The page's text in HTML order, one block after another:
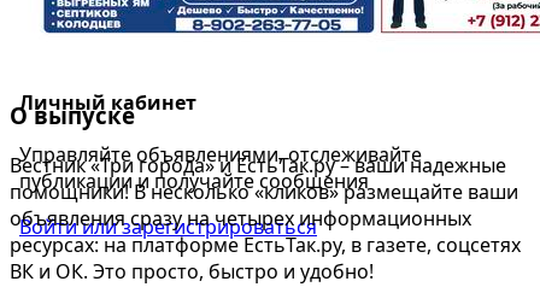
Личный кабинет
Управляйте объявлениями, отслеживайте
публикации и получайте сообщения
Войти или зарегистрироваться
О выпуске
Вестник «Три города» и ЕстьТак.ру – ваши надежные
помощники! В несколько «кликов» размещайте ваши
объявления сразу на четырех информационных
ресурсах: на платформе ЕстьТак.ру, в газете, соцсетях
ВК и ОК. Это просто, быстро и удобно!